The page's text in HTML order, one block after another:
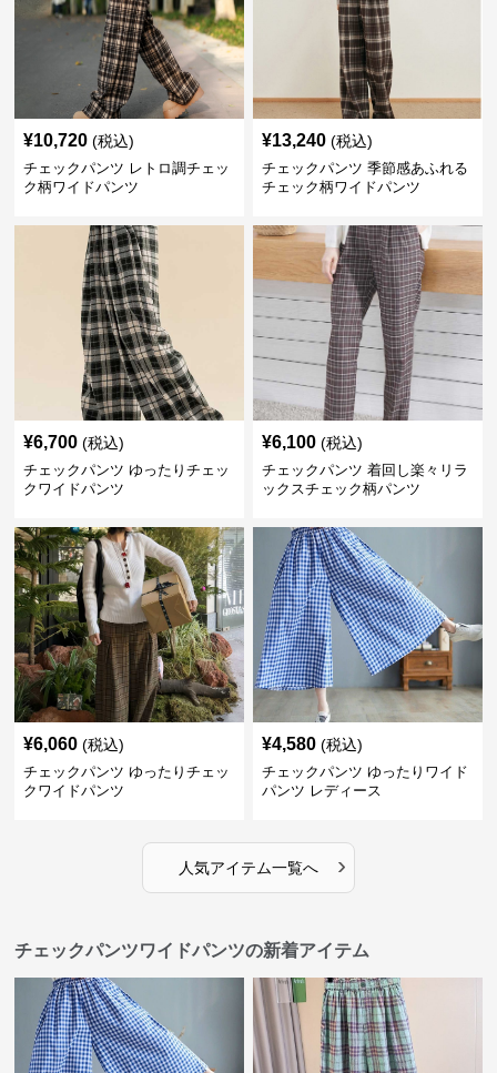
¥10,720 (税込)
チェックパンツ レトロ調チェッ
ク柄ワイドパンツ
¥13,240 (税込)
チェックパンツ 季節感あふれる
チェック柄ワイドパンツ
¥6,700 (税込)
チェックパンツ ゆったりチェッ
クワイドパンツ
¥6,100 (税込)
チェックパンツ 着回し楽々リラ
ックスチェック柄パンツ
¥6,060 (税込)
チェックパンツ ゆったりチェッ
クワイドパンツ
¥4,580 (税込)
チェックパンツ ゆったりワイド
パンツ レディース
人気アイテム一覧へ ›
チェックパンツワイドパンツの新着アイテム